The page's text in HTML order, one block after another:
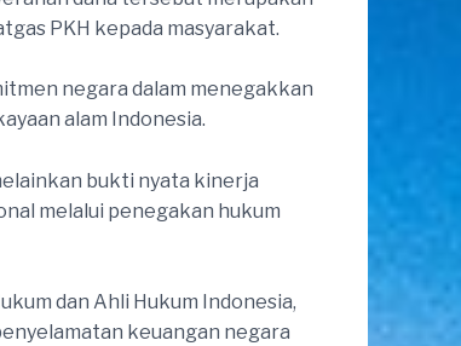
PKH kepada masyarakat.
negara dalam menegakkan
alam Indonesia.
bukti nyata kinerja
melalui penegakan hukum
dan Ahli Hukum Indonesia,
keuangan negara